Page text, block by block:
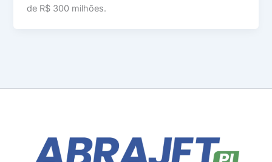
de R$ 300 milhões.